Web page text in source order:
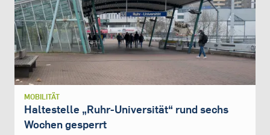
MOBILITÄT
Haltestelle „Ruhr-Universität“ rund sechs
Wochen gesperrt